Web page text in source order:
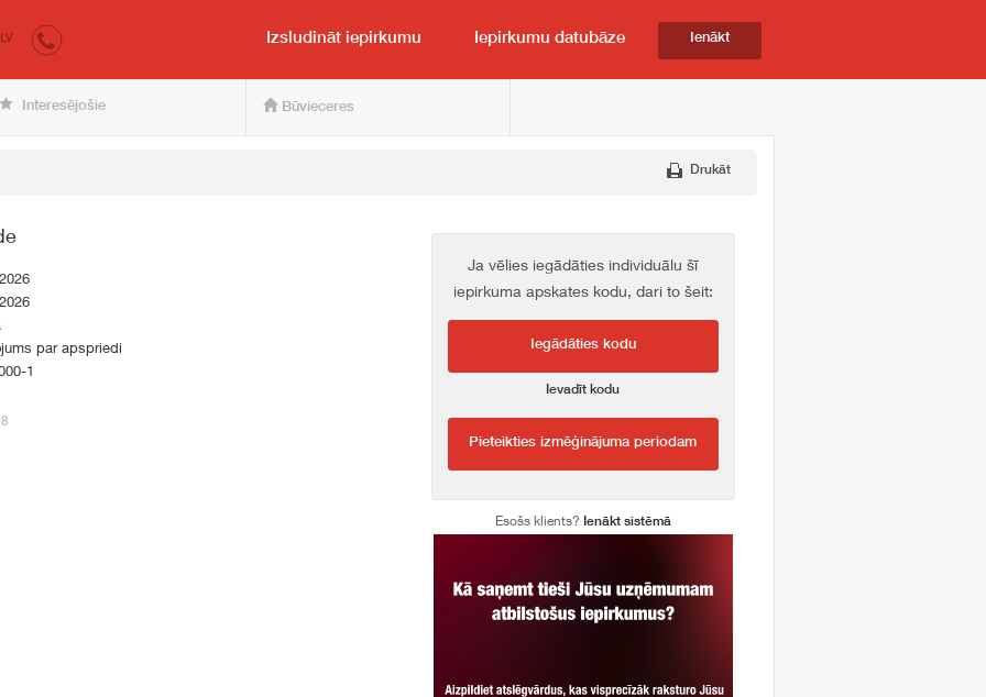
pircējam un pārdevējam
LV Izsludināt iepirkumu Iepirkumu datubāze Ienākt
Interesējošie Būvieceres
Drukāt
par apspriedi
1
Ja vēlies iegādāties individuālu šī
iepirkuma apskates kodu, dari to šeit:
Iegādāties kodu
Ievadīt kodu
Pieteikties izmēģinājuma periodam
Esošs klients? Ienākt sistēmā